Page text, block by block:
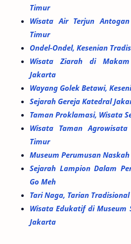
Timur
Wisata Air Terjun
Timur
Ondel-Ondel, Kesenian
Wisata Ziarah di
Jakarta
Wayang Golek Betawi,
Sejarah Gereja Katedral
Taman Proklamasi, Wisata
Wisata Taman
Timur
Museum Perumusan
Sejarah Lampion Dalam
Go Meh
Tari Naga, Tarian
Wisata Edukatif di Museum
Jakarta